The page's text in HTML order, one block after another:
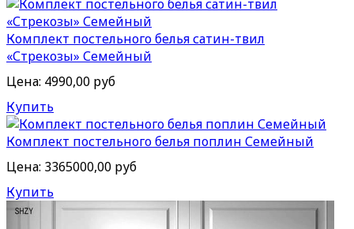
Комплект постельного белья сатин-твил
«Стрекозы» Семейный
Цена: 4990,00 руб
Купить
Комплект постельного белья поплин Семейный
Цена: 3365000,00 руб
Купить